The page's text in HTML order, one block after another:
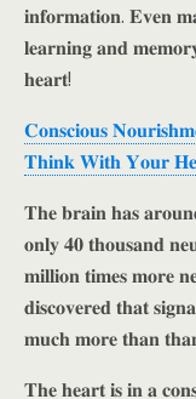
𝐢𝐧𝐟𝐨𝐫𝐦𝐚𝐭𝐢𝐨𝐧. 𝐄𝐯𝐞𝐧
𝐥𝐞𝐚𝐫𝐧𝐢𝐧𝐠 𝐚𝐧𝐝
𝐡𝐞𝐚𝐫𝐭!
𝐂𝐨𝐧𝐬𝐜𝐢𝐨𝐮𝐬
𝐓𝐡𝐢𝐧𝐤 𝐖𝐢𝐭𝐡 𝐘𝐨𝐮𝐫
𝐓𝐡𝐞 𝐛𝐫𝐚𝐢𝐧 𝐡𝐚𝐬
𝐨𝐧𝐥𝐲 𝟒𝟎 𝐭𝐡𝐨𝐮𝐬𝐚𝐧𝐝
𝐦𝐢𝐥𝐥𝐢𝐨𝐧 𝐭𝐢𝐦𝐞𝐬 𝐦𝐨𝐫𝐞
𝐝𝐢𝐬𝐜𝐨𝐯𝐞𝐫𝐞𝐝 𝐭𝐡𝐚𝐭
𝐦𝐮𝐜𝐡 𝐦𝐨𝐫𝐞 𝐭𝐡𝐚𝐧 𝐭𝐡𝐚𝐧
𝐓𝐡𝐞 𝐡𝐞𝐚𝐫𝐭 𝐢𝐬 𝐢𝐧 𝐚